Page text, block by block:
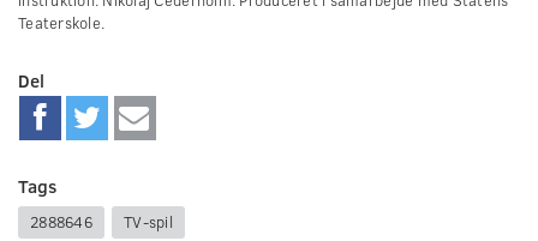
Teaterskole.
Del
Tags
2888646 TV-spil